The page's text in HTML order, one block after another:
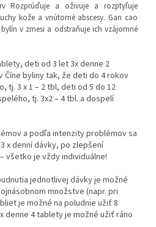
Rozprúďuje a oživuje a rozptyľuje
kože a vnútorné abscesy. Gan cao
v zmesi a odstraňuje ich vzájomné
deti od 3 let 3x denne 2
Číne byliny tak, že deti do 4 rokov
tj. 3 x 1 – 2 tbl, deti od 5 do 12
tj. 3x2 – 4 tbl. a dospelí
a podľa intenzity problémov sa
x denní dávky, po zlepšení
všetko je vždy individuálne!
jednotlivej dávky je možné
množstve (napr. pri
je možné na poludnie užiť 8
denne 4 tablety je možné užiť ráno